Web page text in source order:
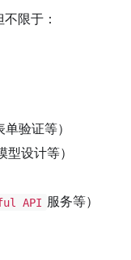
限于：
验证等）
型设计等）
API 服务等）